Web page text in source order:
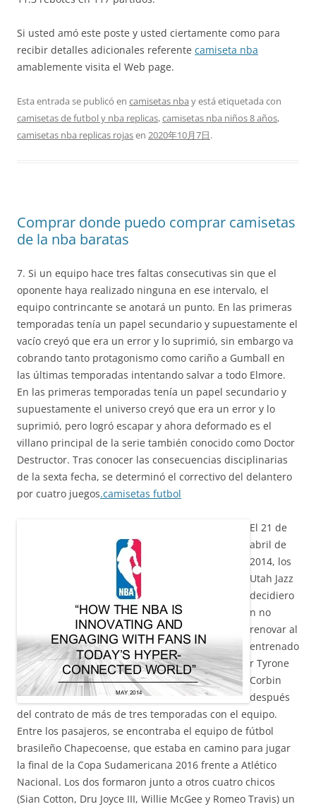
Si usted amó este poste y usted ciertamente como para
recibir detalles adicionales referente camiseta nba
amablemente visita el Web page.
Esta entrada se publicó en camisetas nba y está etiquetada con
camisetas de futbol y nba replicas,camisetas nba niños 8 años,
camisetas nba replicas rojasen 2020年10月7日.
Comprar donde puedo comprar camisetas
de la nba baratas
7. Si un equipo hace tres faltas consecutivas sin que el
oponente haya realizado ninguna en ese intervalo, el
equipo contrincante se anotará un punto. En las primeras
temporadas tenía un papel secundario y supuestamente el
vacío creyó que era un error y lo suprimió, sin embargo va
cobrando tanto protagonismo como cariño a Gumball en
las últimas temporadas intentando salvar a todo Elmore.
En las primeras temporadas tenía un papel secundario y
supuestamente el universo creyó que era un error y lo
suprimió, pero logró escapar y ahora deformado es el
villano principal de la serie también conocido como Doctor
Destructor. Tras conocer las consecuencias disciplinarias
de la sexta fecha, se determinó el correctivo del delantero
por cuatro juegos.camisetas futbol
El 21 de
abril de
2014, los
Utah Jazz
decidiero
n no
renovar al
entrenado
r Tyrone
Corbin
después
del contrato de más de tres temporadas con el equipo.
Entre los pasajeros, se encontraba el equipo de fútbol
brasileño Chapecoense, que estaba en camino para jugar
la final de la Copa Sudamericana 2016 frente a Atlético
Nacional. Los dos formaron junto a otros cuatro chicos
(Sian Cotton, Dru Joyce III, Willie McGee y Romeo Travis) un